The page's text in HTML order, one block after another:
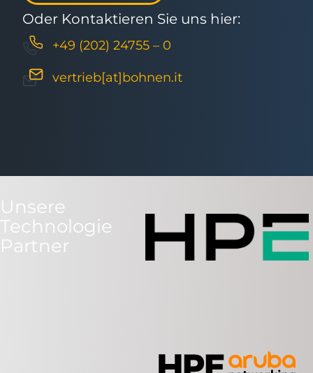
Oder Kontaktieren Sie uns hier:
+49 (202) 24755 – 0
vertrieb[at]bohnen.it
Unsere
Technologie
Partner